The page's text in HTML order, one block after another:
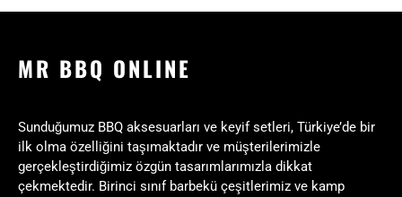
MR BBQ ONLINE
Sunduğumuz BBQ aksesuarları ve keyif setleri, Türkiye’de bir
ilk olma özelliğini taşımaktadır ve müşterilerimizle
gerçekleştirdiğimiz özgün tasarımlarımızla dikkat
çekmektedir. Birinci sınıf barbekü çeşitlerimiz ve kamp